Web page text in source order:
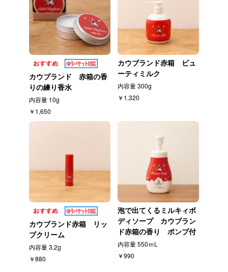
カウブランド 赤箱の香
りの練り香水
内容量 10g
￥1,650
カウブランド赤箱 ビュ
ーティミルク
内容量 300g
￥1,320
カウブランド赤箱 リッ
プクリーム
内容量 3.2g
￥880
泡で出てくるミルキィボ
ディソープ カウブラン
ド赤箱の香り ポンプ付
内容量 550ｍL
￥990